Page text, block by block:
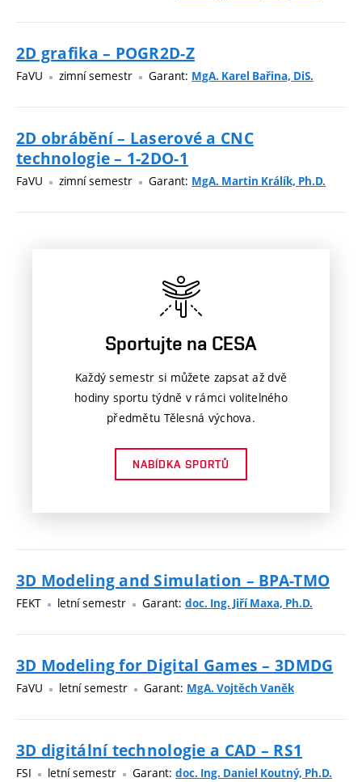
2D grafika – POGR2D-Z
FaVU zimní semestr Garant: MgA. Karel Bařina, DiS.
2D obrábění – Laserové a CNC
technologie – 1-2DO-1
FaVU zimní semestr Garant: MgA. Martin Králík, Ph.D.
Sportujte na CESA
Každý semestr si můžete zapsat až dvě
hodiny sportu týdně v rámci volitelného
předmětu Tělesná výchova.
NABÍDKA SPORTŮ
3D Modeling and Simulation – BPA-TMO
FEKT letní semestr Garant: doc. Ing. Jiří Maxa, Ph.D.
3D Modeling for Digital Games – 3DMDG
FaVU letní semestr Garant: MgA. Vojtěch Vaněk
3D digitální technologie a CAD – RS1
FSI letní semestr Garant: doc. Ing. Daniel Koutný, Ph.D.